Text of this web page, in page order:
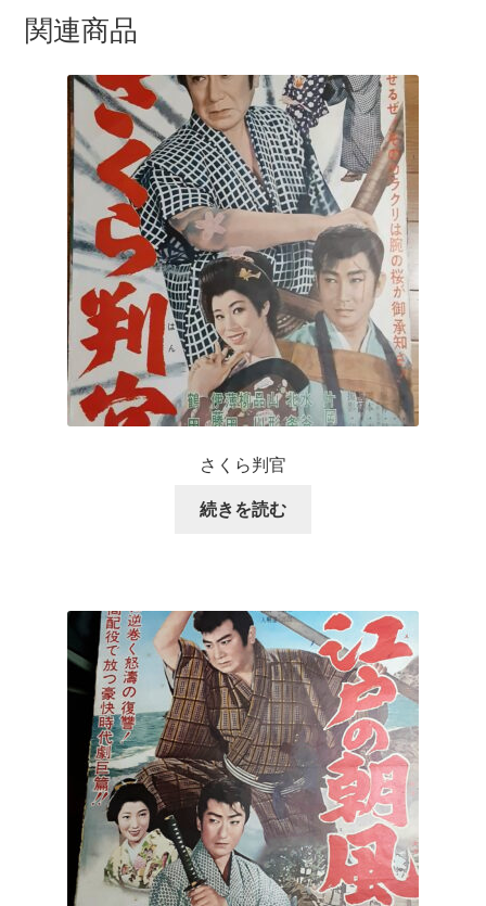
関連商品
さくら判官
続きを読む